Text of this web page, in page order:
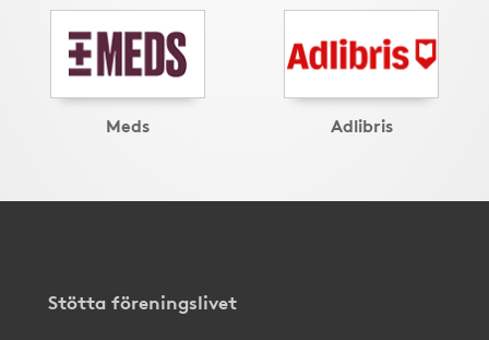
Meds Adlibris
Stötta föreningslivet